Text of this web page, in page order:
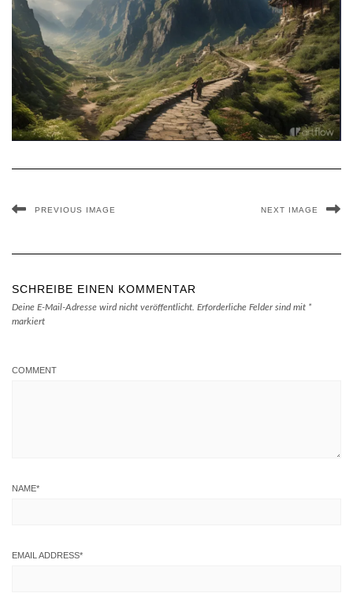
PREVIOUS IMAGE NEXT IMAGE
SCHREIBE EINEN KOMMENTAR
Deine E-Mail-Adresse wird nicht veröffentlicht. Erforderliche Felder sind mit *
markiert
COMMENT
NAME*
EMAIL ADDRESS*